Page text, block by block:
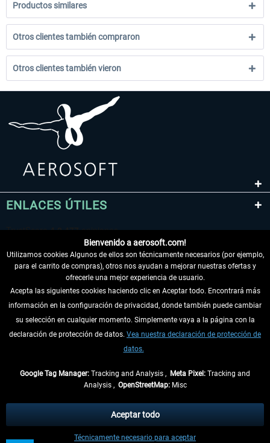
Productos similares
Otros clientes también compraron
Otros clientes también vieron
ENLACES ÚTILES
DESISTIR DEL CONTRATO
INFORMACIÓN
tasas de recepción si no se describe lo contrario
** De aplicación a envíos dentro de Alemania. Los plazos de envío para los
Bienvenido a aerosoft.com!
Utilizamos cookies Algunos de ellos son técnicamente necesarios (por ejemplo,
para el carrito de compras), otros nos ayudan a mejorar nuestras ofertas y
ofrecerle una mejor experiencia de usuario.
Acepta las siguientes cookies haciendo clic en Aceptar todo. Encontrará más
información en la configuración de privacidad, donde también puede cambiar
su selección en cualquier momento. Simplemente vaya a la página con la
declaración de protección de datos. Vea nuestra declaración de protección de
datos.
Google Tag Manager: Tracking and Analysis , Meta Pixel: Tracking and
Analysis , OpenStreetMap:Misc
Técnicamente necesario para aceptar
Aceptar todo